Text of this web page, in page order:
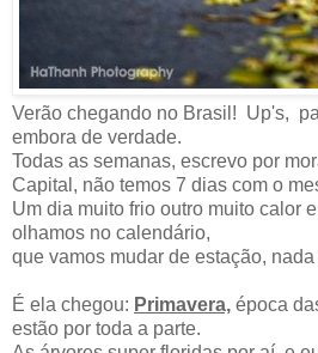
Verão chegando no Brasil! Up's,
embora de verdade.
Todas as semanas, escrevo por
Capital, não temos 7 dias com o
Um dia muito frio outro muito calor
olhamos no calendário,
que vamos mudar de estação, nada
É ela chegou: Primavera, época
estão por toda a parte.